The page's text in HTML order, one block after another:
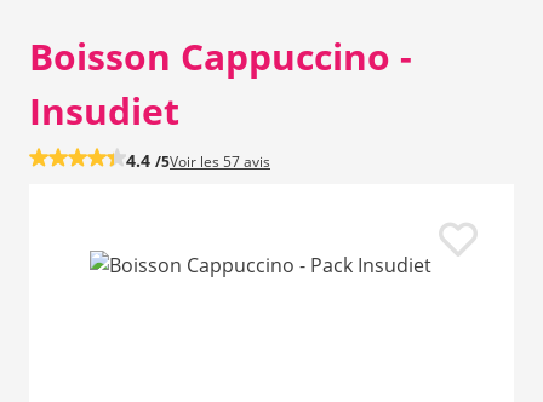
Boisson Cappuccino -
Insudiet
4.4 /5Voir les 57 avis